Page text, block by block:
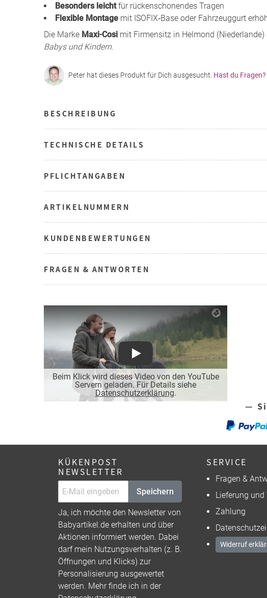
Besonders leichtfür rückenschonendes Tragen
Flexible Montage mit ISOFIX‑Base oder Fahrzeuggurt
Die Marke Maxi-Cosi mit Firmensitz in Helmond (Niederlande)
Babys und Kindern.
Peter hat dieses Produkt für Dich ausgesucht. Hast du Fragen?
BESCHREIBUNG
TECHNISCHE DETAILS
PFLICHTANGABEN
ARTIKELNUMMERN
KUNDENBEWERTUNGEN
FRAGEN & ANTWORTEN
Beim Klick wird dieses Video von den YouTube
Servern geladen. Für Details siehe
Datenschutzerklärung.
Play
—
KÜKENPOST
NEWSLETTER
Speichern
Ja, ich möchte den Newsletter von
Babyartikel.de erhalten und über
Aktionen informiert werden. Dabei
darf mein Nutzungsverhalten (z. B.
Öffnungen und Klicks) zur
Personalisierung ausgewertet
werden. Mehr finde ich in der
SERVICE
Fragen &
Lieferung und
Zahlung
Widerruf